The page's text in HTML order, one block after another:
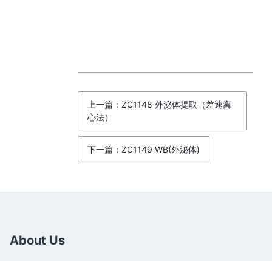
上一篇：ZC1148 外泌体提取（差速离
心法）
下一篇：ZC1149 WB(外泌体)
About Us